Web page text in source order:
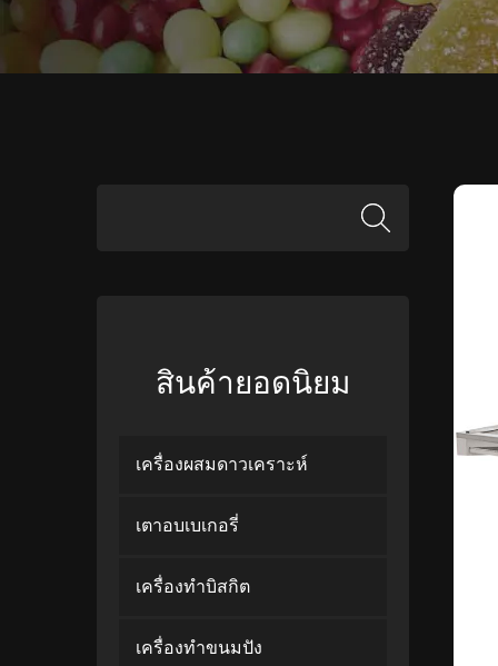
สินค้ายอดนิยม
เครื่องผสมดาวเคราะห์
เตาอบเบเกอรี่
เครื่องทำบิสกิต
เครื่องทำขนมปัง